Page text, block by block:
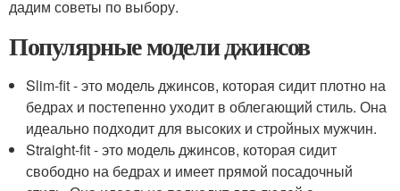
дадим советы по выбору.
Популярные модели джинсов
Slim-fit - это модель джинсов, которая сидит плотно на
бедрах и постепенно уходит в облегающий стиль. Она
идеально подходит для высоких и стройных мужчин.
Straight-fit - это модель джинсов, которая сидит
свободно на бедрах и имеет прямой посадочный